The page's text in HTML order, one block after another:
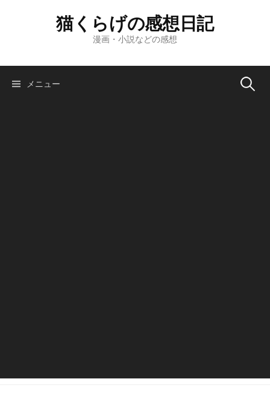
ツ
猫くらげの感想日記
漫画・小説などの感想
メニュー 検